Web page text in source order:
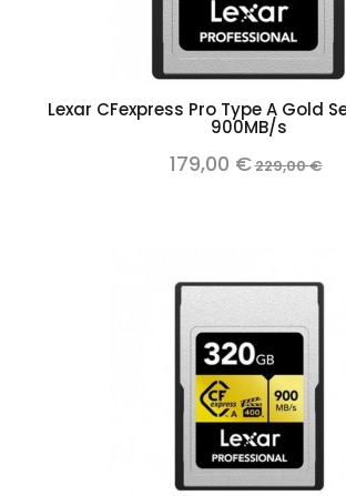
Lexar CFexpress Pro Type A Gold
900MB/s
179,00 €229,00 €